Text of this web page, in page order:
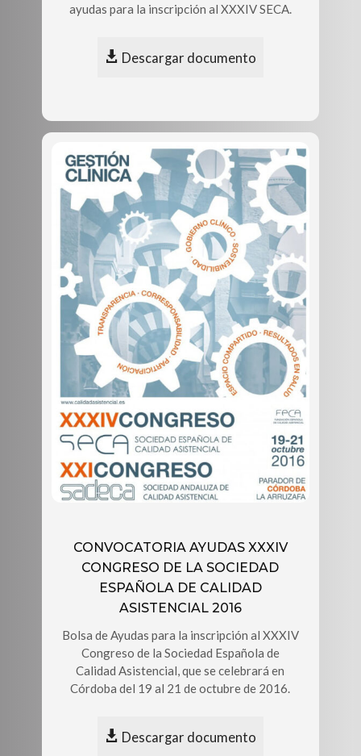
ayudas para la inscripción al XXXIV SECA.
Descargar documento
CONVOCATORIA AYUDAS XXXIV
CONGRESO DE LA SOCIEDAD
ESPAÑOLA DE CALIDAD
ASISTENCIAL 2016
Bolsa de Ayudas para la inscripción al XXXIV
Congreso de la Sociedad Española de
Calidad Asistencial, que se celebrará en
Córdoba del 19 al 21 de octubre de 2016.
Descargar documento